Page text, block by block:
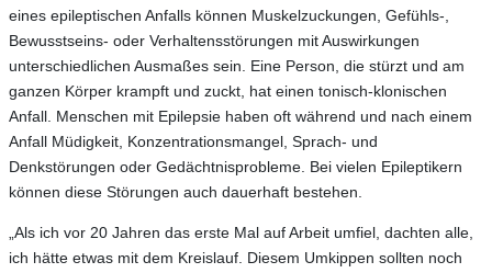
eines epileptischen Anfalls können Muskelzuckungen, Gefühls-,
Bewusstseins- oder Verhaltensstörungen mit Auswirkungen
unterschiedlichen Ausmaßes sein. Eine Person, die stürzt und am
ganzen Körper krampft und zuckt, hat einen tonisch-klonischen
Anfall. Menschen mit Epilepsie haben oft während und nach einem
Anfall Müdigkeit, Konzentrationsmangel, Sprach- und
Denkstörungen oder Gedächtnisprobleme. Bei vielen Epileptikern
können diese Störungen auch dauerhaft bestehen.
„Als ich vor 20 Jahren das erste Mal auf Arbeit umfiel, dachten alle,
ich hätte etwas mit dem Kreislauf. Diesem Umkippen sollten noch